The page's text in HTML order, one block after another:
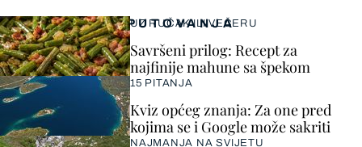
PUTOVANJA
UZ RUČAK ILI VEČERU
Savršeni prilog: Recept za
najfinije mahune sa špekom
15 PITANJA
Kviz općeg znanja: Za one pred
kojima se i Google može sakriti
NAJMANJA NA SVIJETU